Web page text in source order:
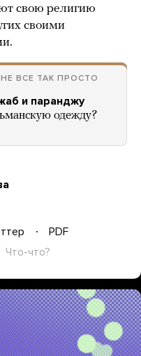
свою религию
своими
ВСЕ ТАК ПРОСТО
и паранджу
одежду?
PDF
Что-что?